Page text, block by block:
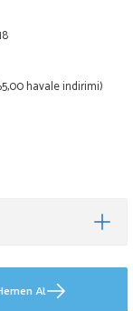
havale indirimi)
Al